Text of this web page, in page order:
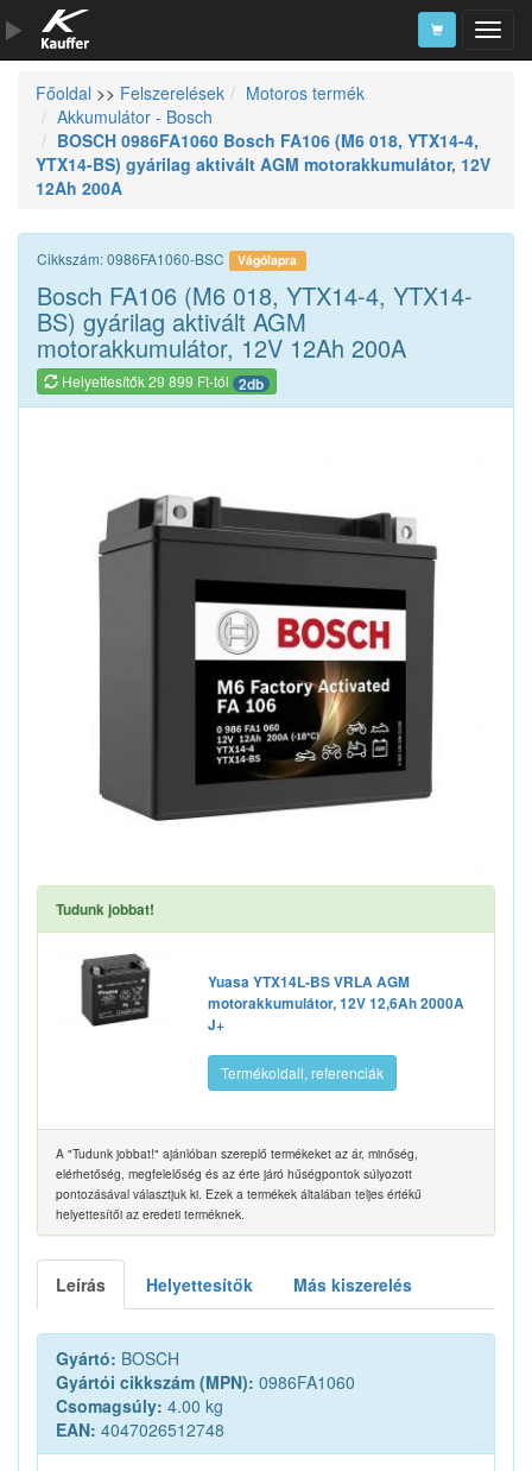
Szerszámkatalógus
Kosár
Alkatrészek
Főoldal >> Felszerelések
Motoros termék
Akkumulátor - Bosch
BOSCH 0986FA1060 Bosch FA106 (M6 018, YTX14-4,
YTX14-BS) gyárilag aktivált AGM motorakkumulátor, 12V
12Ah 200A
Cikkszám: 0986FA1060-BSC Vágólapra
Bosch FA106 (M6 018, YTX14-4, YTX14-
BS) gyárilag aktivált AGM
motorakkumulátor, 12V 12Ah 200A
Helyettesítők 29 899 Ft-tól 2db
Tudunk jobbat!
Yuasa YTX14L-BS VRLA AGM
motorakkumulátor, 12V 12,6Ah 2000A
J+
Termékoldall, referenciák
A "Tudunk jobbat!" ajánlóban szereplő termékeket az ár, minőség,
elérhetőség, megfelelőség és az érte járó hűségpontok súlyozott
pontozásával választjuk ki. Ezek a termékek általában teljes értékű
helyettesítői az eredeti terméknek.
Leírás Helyettesítők Más kiszerelés
Gyártó: BOSCH
Gyártói cikkszám (MPN): 0986FA1060
Csomagsúly: 4.00 kg
EAN: 4047026512748